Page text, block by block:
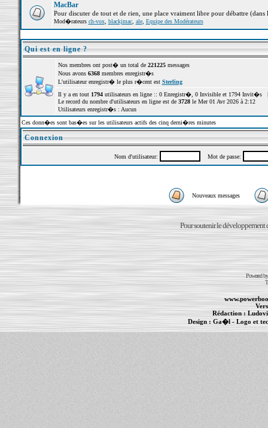
MacBar
Pour discuter de tout et de rien, une place vraiment libre pour débattre (dans
Mod�rateurs ch-vox, blackjmac, ale, Equipe des Modérateurs
Qui est en ligne ?
Nos membres ont post� un total de 221225messages
Nous avons 6368membres enregistr�s
L'utilisateur enregistr� le plus r�cent est Sterling
Il y a en tout 1794utilisateurs en ligne :: 0 Enregistr�, 0 Invisible et 1794 Invit�s
Le record du nombre d'utilisateurs en ligne est de 3728le Mer 01 Avr 2026 à 2:12
Utilisateurs enregistr�s : Aucun
Ces donn�es sont bas�es sur les utilisateurs actifs des cinq derni�res minutes
Connexion
Nom d'utilisateur: Mot de passe:
Nouveaux messages
Pour soutenir le développement
Powered
Rédaction :
Design : Ga�l- Logo et